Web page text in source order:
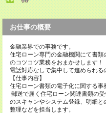
お仕事の概要
金融業界での事務です。
住宅ローン専門の金融機関にて書
のコツコツ業務をおまかせします！
電話対応なしで集中して進められる
【仕事内容】
住宅ローン書類の電子化に関する事
郵送で届く住宅ローン関連書類の
のスキャンやシステム登録、明細
整理などを担当します。